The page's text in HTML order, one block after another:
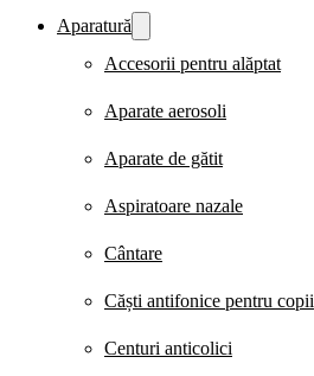
Aparatură
Accesorii pentru alăptat
Aparate aerosoli
Aparate de gătit
Aspiratoare nazale
Cântare
Căști antifonice pentru copii
Centuri anticolici